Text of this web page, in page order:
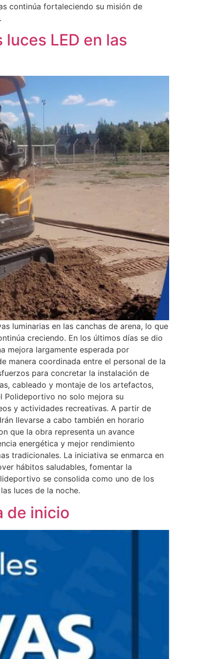
continúa fortaleciendo su misión de
LED en las
luminarias en las canchas de arena, lo que
creciendo. En los últimos días se dio
mejora largamente esperada por
manera coordinada entre el personal de la
para concretar la instalación de
cableado y montaje de los artefactos,
Polideportivo no solo mejora su
y actividades recreativas. A partir de
llevarse a cabo también en horario
que la obra representa un avance
energética y mejor rendimiento
tradicionales. La iniciativa se enmarca en
hábitos saludables, fomentar la
se consolida como uno de los
luces de la noche.
de inicio